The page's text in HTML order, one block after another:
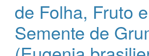
de Folha, Fruto e
Semente de